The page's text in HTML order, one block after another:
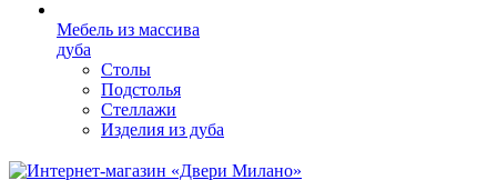
Мебель из массива
дуба
Столы
Подстолья
Стеллажи
Изделия из дуба